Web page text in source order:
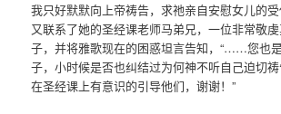
我只好默默向上帝祷告，求祂亲自安慰女儿的
又联系了她的圣经课老师马弟兄，一位非常敬
子，并将雅歌现在的困惑坦言告知，“……您也
子，小时候是否也纠结过为何神不听自己迫切
在圣经课上有意识的引导他们，谢谢！”